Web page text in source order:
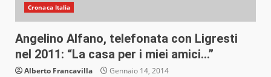
Cronaca Italia
Angelino Alfano, telefonata con Ligresti
nel 2011: “La casa per i miei amici…”
Alberto Francavilla Gennaio 14, 2014